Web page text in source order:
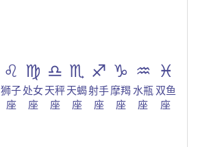
♌ ♍ ♎ ♏ ♐ ♑ ♒ ♓
狮子
座
处女
座
天秤
座
天蝎
座
射手
座
摩羯
座
水瓶
座
双鱼
座